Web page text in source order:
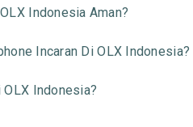
Indonesia Aman?
Incaran Di OLX Indonesia?
Indonesia?